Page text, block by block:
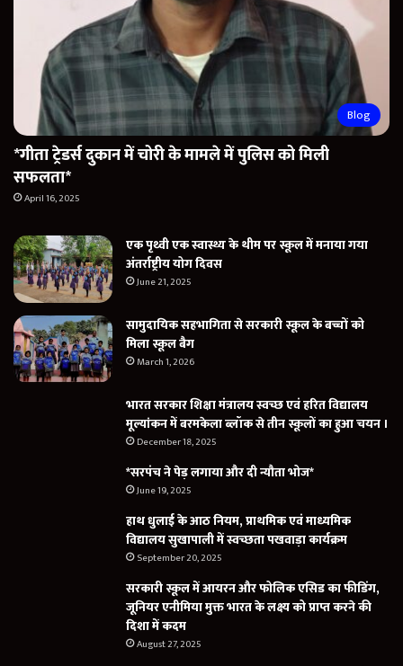
Blog
*गीता ट्रेडर्स दुकान में चोरी के मामले में पुलिस को मिली
सफलता*
April 16, 2025
एक पृथ्वी एक स्वास्थ्य के थीम पर स्कूल में मनाया गया
अंतर्राष्ट्रीय योग दिवस
June 21, 2025
सामुदायिक सहभागिता से सरकारी स्कूल के बच्चों को
मिला स्कूल बैग
March 1, 2026
भारत सरकार शिक्षा मंत्रालय स्वच्छ एवं हरित विद्यालय
मूल्यांकन में बरमकेला ब्लॉक से तीन स्कूलों का हुआ चयन ।
December 18, 2025
*सरपंच ने पेड़ लगाया और दी न्यौता भोज*
June 19, 2025
हाथ धुलाई के आठ नियम, प्राथमिक एवं माध्यमिक
विद्यालय सुखापाली में स्वच्छता पखवाड़ा कार्यक्रम
September 20, 2025
सरकारी स्कूल में आयरन और फोलिक एसिड का फीडिंग,
जूनियर एनीमिया मुक्त भारत के लक्ष्य को प्राप्त करने की
दिशा में कदम
August 27, 2025